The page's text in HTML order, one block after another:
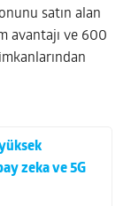
satın alan
avantajı ve 600
zeka ve 5G